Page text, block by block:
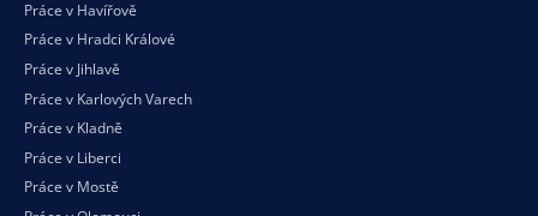
Práce v Havířově
Práce v Hradci Králové
Práce v Jihlavě
Práce v Karlových Varech
Práce v Kladně
Práce v Liberci
Práce v Mostě